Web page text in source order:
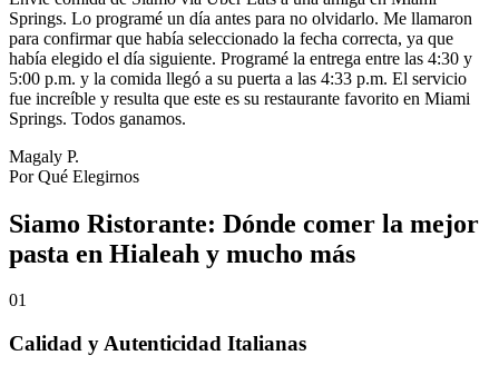
Springs. Lo programé un día antes para no olvidarlo. Me llamaron
para confirmar que había seleccionado la fecha correcta, ya que
había elegido el día siguiente. Programé la entrega entre las 4:30 y
5:00 p.m. y la comida llegó a su puerta a las 4:33 p.m. El servicio
fue increíble y resulta que este es su restaurante favorito en Miami
Springs. Todos ganamos.
Magaly P.
Por Qué Elegirnos
Siamo Ristorante: Dónde comer la mejor
pasta en Hialeah y mucho más
01
Calidad y Autenticidad Italianas